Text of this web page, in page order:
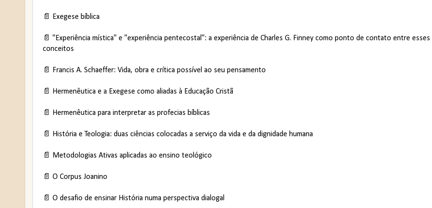
📄 Exegese bíblica
📄 "Experiência mística" e "experiência pentecostal": a experiência de Charles G. Finney como ponto de contato entre esses
conceitos
📄 Francis A. Schaeffer: Vida, obra e crítica possível ao seu pensamento
📄 Hermenêutica e a Exegese como aliadas à Educação Cristã
📄 Hermenêutica para interpretar as profecias bíblicas
📄 História e Teologia: duas ciências colocadas a serviço da vida e da dignidade humana
📄 Metodologias Ativas aplicadas ao ensino teológico
📄 O Corpus Joanino
📄 O desafio de ensinar História numa perspectiva dialogal